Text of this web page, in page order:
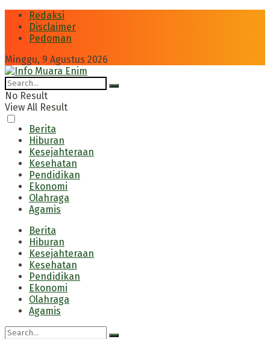
Redaksi
Disclaimer
Pedoman
Minggu, 9 Agustus 2026
No Result
View All Result
Berita
Hiburan
Kesejahteraan
Kesehatan
Pendidikan
Ekonomi
Olahraga
Agamis
Berita
Hiburan
Kesejahteraan
Kesehatan
Pendidikan
Ekonomi
Olahraga
Agamis